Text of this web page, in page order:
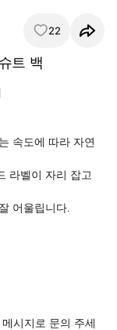
22
트 백
속도에 따라 자연
라벨이 자리 잡고
어울립니다.
시지로 문의 주세